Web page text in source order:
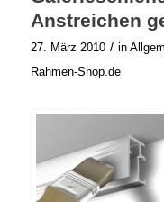
Anstreichen
27. März 2010 / in
Rahmen-Shop.de